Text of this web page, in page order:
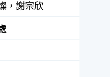
，謝宗欣